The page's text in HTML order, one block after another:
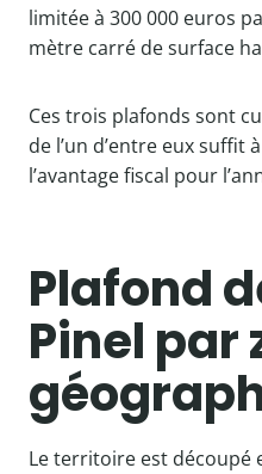
limitée à 300 000 euros
mètre carré de surface
Ces trois plafonds sont
de l’un d’entre eux suffit
l’avantage fiscal pour
Plafond
Pinel par
Le territoire est découpé